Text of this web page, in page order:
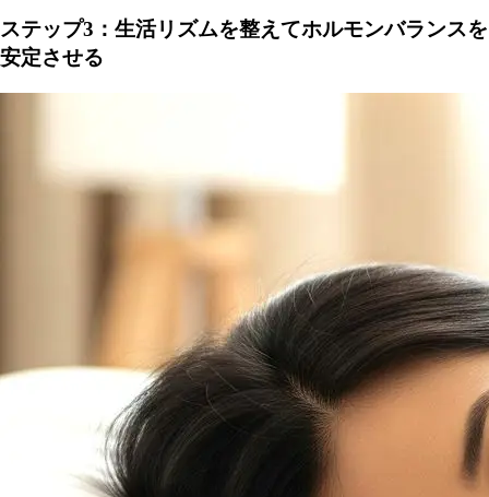
ステップ3：生活リズムを整えてホルモンバランスを
安定させる